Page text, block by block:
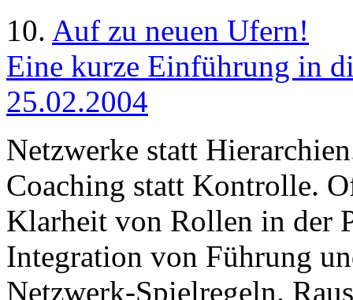
10. Auf zu neuen Ufern!
Eine kurze Einführung in
25.02.2004
Netzwerke statt
Coaching statt Kontrolle.
Klarheit von Rollen in der
Integration von Führung
Netzwerk-Spielregeln.